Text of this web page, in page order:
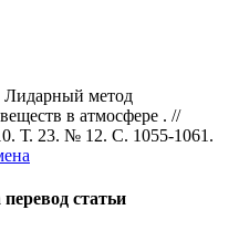
метод
в атмосфере . //
Т. 23. № 12. С. 1055-1061.
статьи